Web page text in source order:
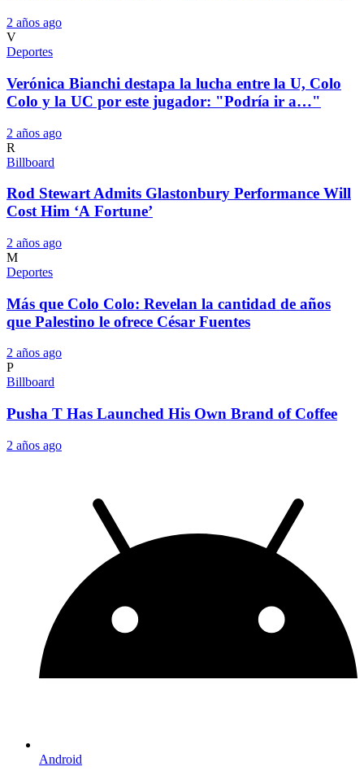
2 años ago
V
Deportes
Verónica Bianchi destapa la lucha entre la U, Colo
Colo y la UC por este jugador: "Podría ir a…"
2 años ago
R
Billboard
Rod Stewart Admits Glastonbury Performance Will
Cost Him ‘A Fortune’
2 años ago
M
Deportes
Más que Colo Colo: Revelan la cantidad de años
que Palestino le ofrece César Fuentes
2 años ago
P
Billboard
Pusha T Has Launched His Own Brand of Coffee
2 años ago
Android